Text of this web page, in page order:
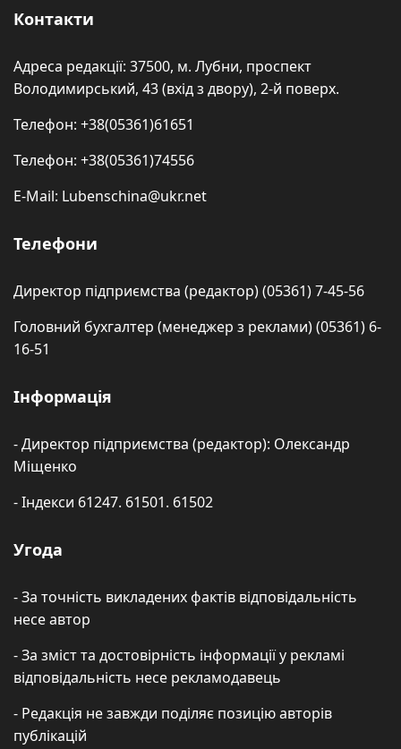
Контакти
Адреса редакції: 37500, м. Лубни, проспект
Володимирський, 43 (вхід з двору), 2-й поверх.
Телефон: +38(05361)61651
Телефон: +38(05361)74556
E-Mail: Lubenschina@ukr.net
Телефони
Директор підприємства (редактор) (05361) 7-45-56
Головний бухгалтер (менеджер з реклами) (05361) 6-
16-51
Інформація
- Директор підприємства (редактор): Олександр
Міщенко
- Індекси 61247. 61501. 61502
Угода
- За точність викладених фактів відповідальність
несе автор
- За зміст та достовірність інформації у рекламі
відповідальність несе рекламодавець
- Редакція не завжди поділяє позицію авторів
публікацій